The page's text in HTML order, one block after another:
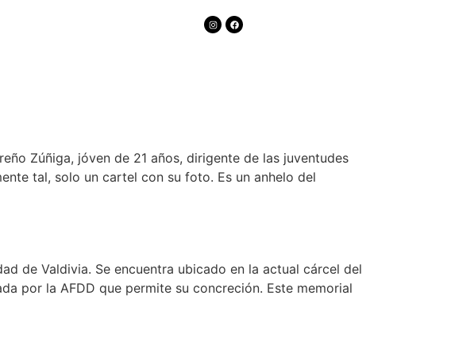
Zúñiga, jóven de 21 años, dirigente de las juventudes
tal, solo un cartel con su foto. Es un anhelo del
de Valdivia. Se encuentra ubicado en la actual cárcel del
por la AFDD que permite su concreción. Este memorial